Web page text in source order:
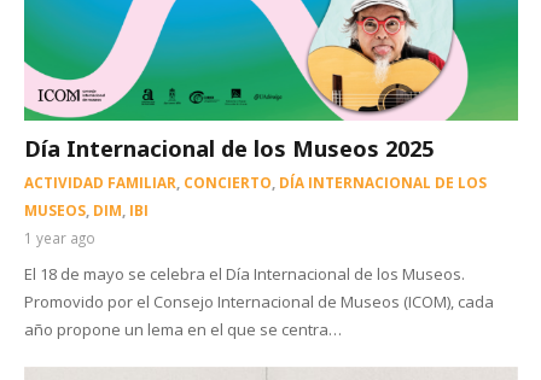
Día Internacional de los Museos 2025
ACTIVIDAD FAMILIAR CONCIERTO DÍA INTERNACIONAL DE LOS
MUSEOS, DIM IBI
1 year ago
El 18 de mayo se celebra el Día Internacional de los Museos.
Promovido por el Consejo Internacional de Museos (ICOM), cada
año propone un lema en el que se centra…